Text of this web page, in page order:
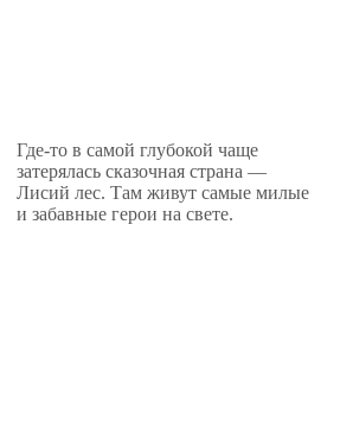
Где-то в самой глубокой чаще
затерялась сказочная страна —
Лисий лес. Там живут самые милые
и забавные герои на свете.